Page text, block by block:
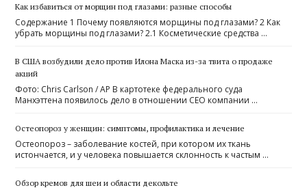
Как избавиться от морщин под глазами: разные способы
Содержание 1 Почему появляются морщины под глазами? 2 Как
убрать морщины под глазами? 2.1 Косметические средства …
В США возбудили дело против Илона Маска из-за твита о продаже
акций
Фото: Chris Carlson / AP В картотеке федерального суда
Манхэттена появилось дело в отношении CEO компании …
Остеопороз у женщин: симптомы, профилактика и лечение
Остеопороз – заболевание костей, при котором их ткань
истончается, и у человека повышается склонность к частым …
Обзор кремов для шеи и области декольте